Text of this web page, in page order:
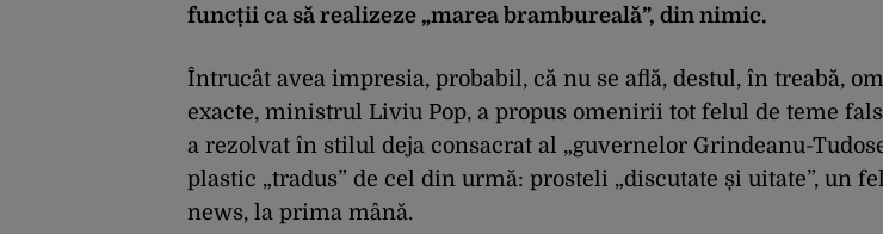
funcții ca să realizeze „marea brambureală”, din nimic.
Întrucât avea impresia, probabil, că nu se află, destul, în treabă,
exacte, ministrul Liviu Pop, a propus omenirii tot felul de teme
a rezolvat în stilul deja consacrat al „guvernelor Grindeanu-
plastic „tradus” de cel din urmă: prosteli „discutate și uitate”, un
news, la prima mână.